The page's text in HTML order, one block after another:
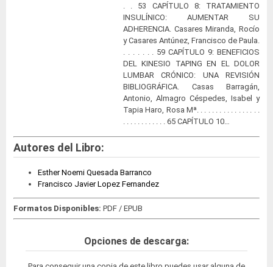
. . 53 CAPÍTULO 8: TRATAMIENTO
INSULÍNICO: AUMENTAR SU
ADHERENCIA. Casares Miranda, Rocío
y Casares Antúnez, Francisco de Paula.
. . . . . . . 59 CAPÍTULO 9: BENEFICIOS
DEL KINESIO TAPING EN EL DOLOR
LUMBAR CRÓNICO: UNA REVISIÓN
BIBLIOGRÁFICA. Casas Barragán,
Antonio, Almagro Céspedes, Isabel y
Tapia Haro, Rosa Mª. . . . . . . . . . . . . . . . .
. . . . . . . . . . . . 65 CAPÍTULO 10…
Autores del Libro:
Esther Noemi Quesada Barranco
Francisco Javier Lopez Fernandez
Formatos Disponibles: PDF / EPUB
Opciones de descarga: